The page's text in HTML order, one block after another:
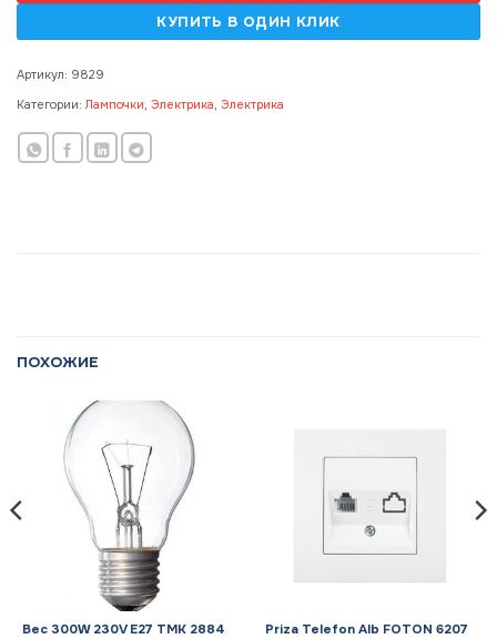
Артикул: 9829
Категории: Лампочки Электрика Электрика
ПОХОЖИЕ
Bec 300W 230V E27 TMK 2884
Priza Telefon Alb FOTON 6207